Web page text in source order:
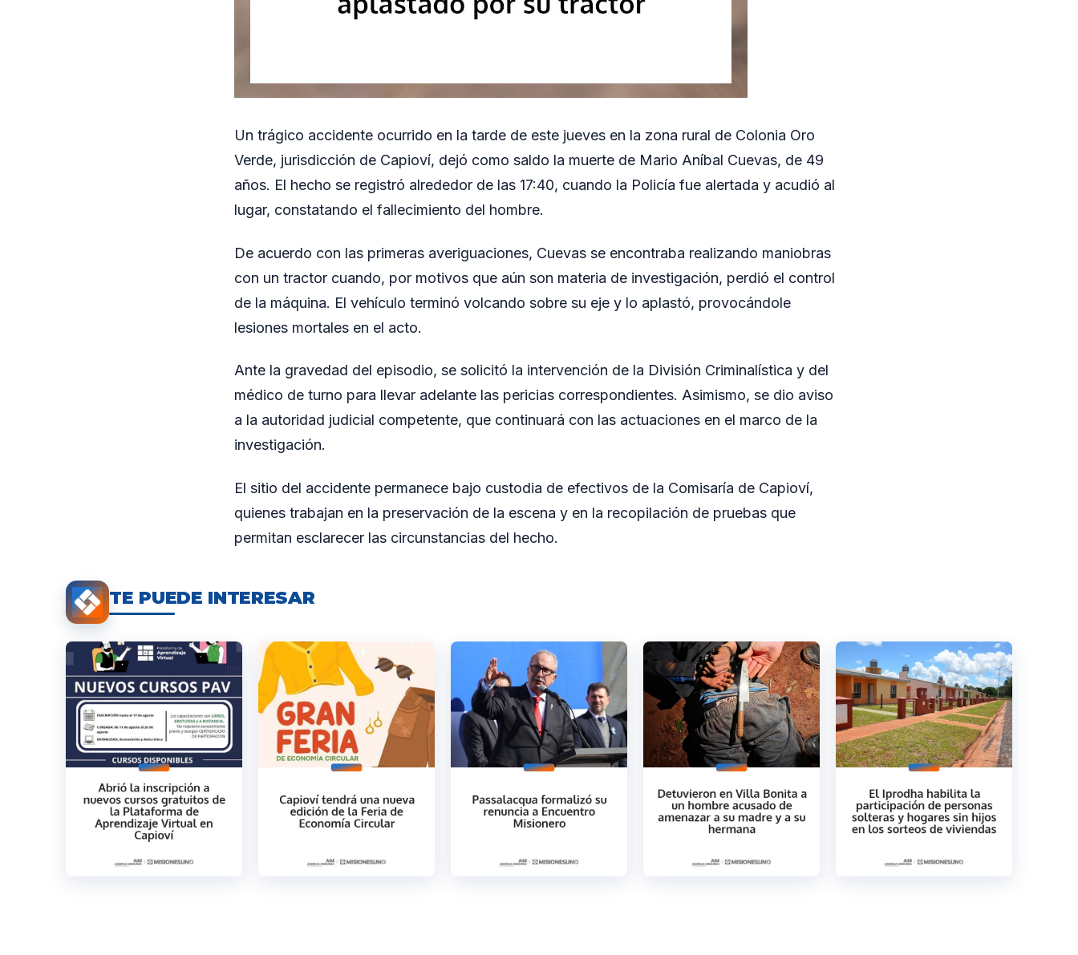
Un trágico accidente ocurrido en la tarde de este jueves en la zona rural de Colonia Oro
Verde, jurisdicción de Capioví, dejó como saldo la muerte de Mario Aníbal Cuevas, de 49
años. El hecho se registró alrededor de las 17:40, cuando la Policía fue alertada y acudió al
lugar, constatando el fallecimiento del hombre.
De acuerdo con las primeras averiguaciones, Cuevas se encontraba realizando maniobras
con un tractor cuando, por motivos que aún son materia de investigación, perdió el control
de la máquina. El vehículo terminó volcando sobre su eje y lo aplastó, provocándole
lesiones mortales en el acto.
Ante la gravedad del episodio, se solicitó la intervención de la División Criminalística y del
médico de turno para llevar adelante las pericias correspondientes. Asimismo, se dio aviso
a la autoridad judicial competente, que continuará con las actuaciones en el marco de la
investigación.
El sitio del accidente permanece bajo custodia de efectivos de la Comisaría de Capioví,
quienes trabajan en la preservación de la escena y en la recopilación de pruebas que
permitan esclarecer las circunstancias del hecho.
TE PUEDE INTERESAR